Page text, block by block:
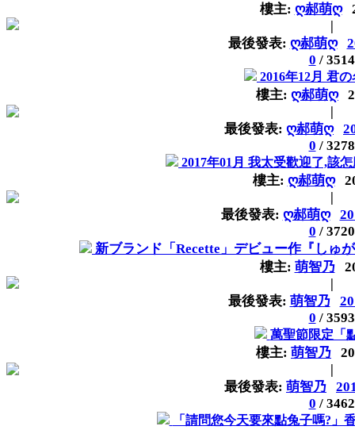
樓主: ღ郝萌ღ
|
最後發表: ღ郝萌ღ
0 / 3514
2016年12月 君
樓主: ღ郝萌ღ
|
最後發表: ღ郝萌ღ
0 / 3278
2017年01月 我太受歡迎了,該
樓主: ღ郝萌ღ
|
最後發表: ღ郝萌ღ
0 / 3720
新ブランド「Recette」デビュー作『しゅ
樓主: 萌智乃
最後發表: 萌智乃
0 / 3593
萬聖節限定「
樓主: 萌智乃
|
最後發表: 萌智乃
0 / 3462
「請問您今天要來點兔子嗎?」